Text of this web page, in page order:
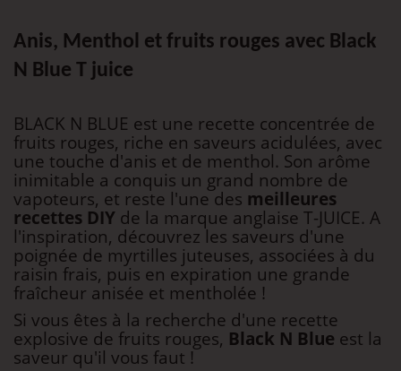
Anis, Menthol et fruits rouges avec Black
N Blue T juice
BLACK N BLUE est une recette concentrée de
fruits rouges, riche en saveurs acidulées, avec
une touche d'anis et de menthol. Son arôme
inimitable a conquis un grand nombre de
vapoteurs, et reste l'une des meilleures
recettes DIY de la marque anglaise T-JUICE. A
l'inspiration, découvrez les saveurs d'une
poignée de myrtilles juteuses, associées à du
raisin frais, puis en expiration une grande
fraîcheur anisée et mentholée !
Si vous êtes à la recherche d'une recette
explosive de fruits rouges, Black N Blue est la
saveur qu'il vous faut !